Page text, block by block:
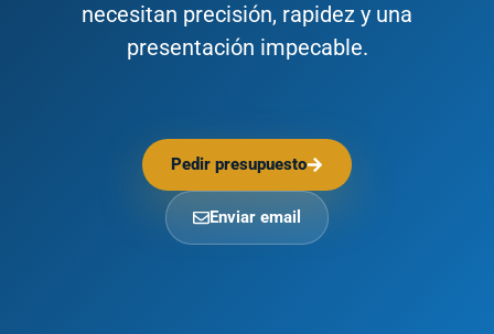
necesitan precisión, rapidez y una
presentación impecable.
Pedir presupuesto
Enviar email